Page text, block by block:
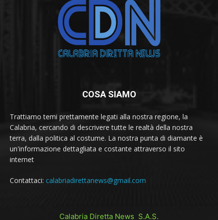
COSA SIAMO
Trattiamo temi prettamente legati alla nostra regione, la
Calabria, cercando di descrivere tutte le realtà della nostra
terra, dalla politica al costume. La nostra punta di diamante è
un'informazione dettagliata e costante attraverso il sito
internet
Contattaci: calabriadirettanews@gmail.com
Calabria Diretta News S.A.S.